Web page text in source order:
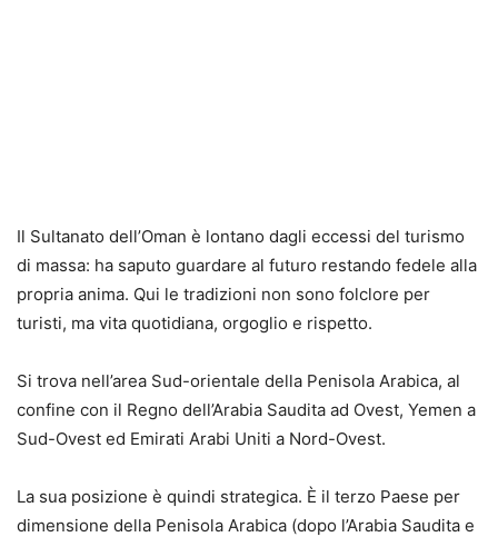
Il Sultanato dell’Oman è lontano dagli eccessi del turismo
di massa: ha saputo guardare al futuro restando fedele alla
propria anima. Qui le tradizioni non sono folclore per
turisti, ma vita quotidiana, orgoglio e rispetto.
Si trova nell’area Sud-orientale della Penisola Arabica, al
confine con il Regno dell’Arabia Saudita ad Ovest, Yemen a
Sud-Ovest ed Emirati Arabi Uniti a Nord-Ovest.
La sua posizione è quindi strategica. È il terzo Paese per
dimensione della Penisola Arabica (dopo l’Arabia Saudita e